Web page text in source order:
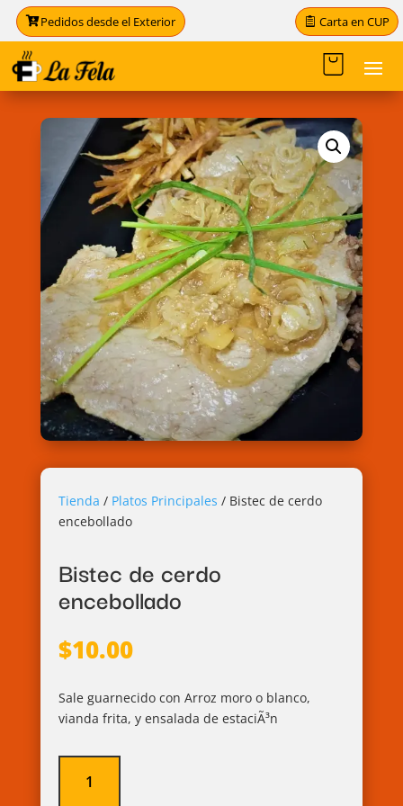
Pedidos desde el Exterior Carta en CUP
Tienda / Platos Principales / Bistec de cerdo
encebollado
Bistec de cerdo
encebollado
$10.00
Sale guarnecido con Arroz moro o blanco,
vianda frita, y ensalada de estaciÃ³n